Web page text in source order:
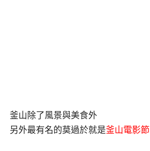
釜山除了風景與美食外
另外最有名的莫過於就是釜山電影節